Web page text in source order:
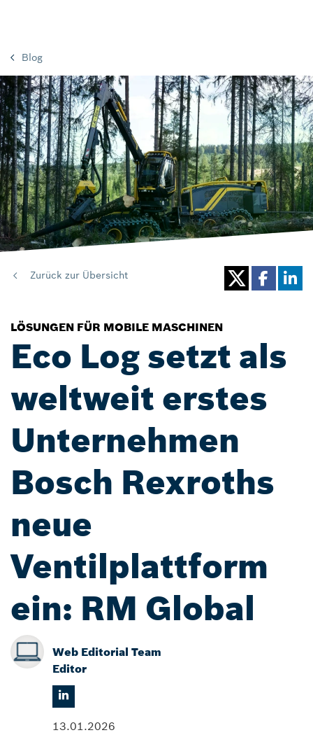
Blog
Zurück zur Übersicht
LÖSUNGEN FÜR MOBILE MASCHINEN
Eco Log setzt als
weltweit erstes
Unternehmen
Bosch Rexroths
neue
Ventilplattform
ein: RM Global
Web Editorial Team
Editor
13.01.2026